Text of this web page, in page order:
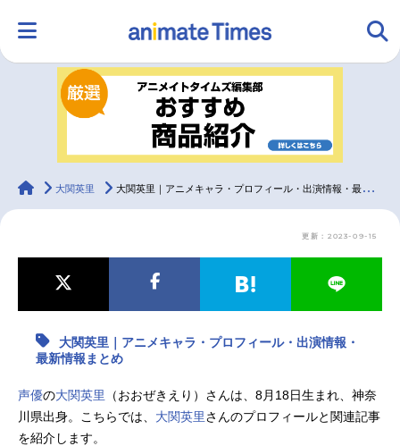
ランキング アニメ
ラジオ グッズ
最新記事一覧
アニメ記事一覧 声優記事一覧
アニメ映画一覧
animateTimes
大関英里 大関英里｜アニメキャラ・プロフィール・出演情報・最新情報まとめ
更新：2023-09-15
大関英里｜アニメキャラ・プロフィール・出演情報・
最新情報まとめ
声優の大関英里
（おおぜきえり）さんは、8月18日生まれ、神奈
川県出身。こちらでは、 大関英里さんのプロフィールと関連記事
を紹介します。